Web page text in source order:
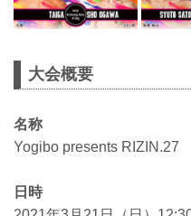
大会概要
名称
Yogibo presents RIZIN.27
日時